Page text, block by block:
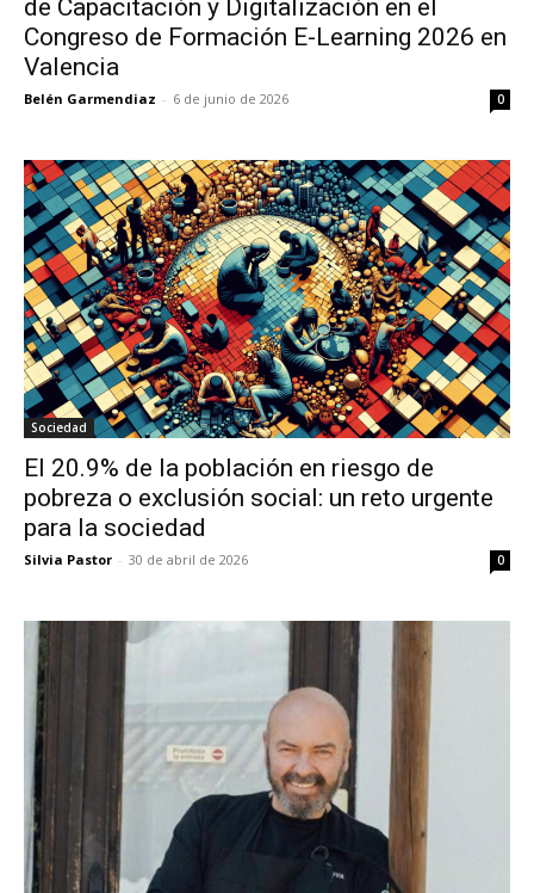
de Capacitación y Digitalización en el
Congreso de Formación E-Learning 2026 en
Valencia
Belén Garmendiaz - 6 de junio de 2026 0
Sociedad
El 20.9% de la población en riesgo de
pobreza o exclusión social: un reto urgente
para la sociedad
Silvia Pastor - 30 de abril de 2026 0